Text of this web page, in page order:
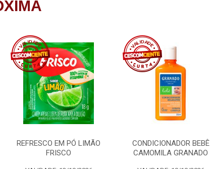
REFRESCO EM PÓ LIMÃO
FRISCO
CONDICIONADOR BEBÊ
CAMOMILA GRANADO